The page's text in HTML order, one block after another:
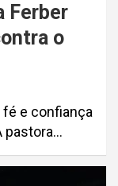
Ferber
o
e confiança
pastora…